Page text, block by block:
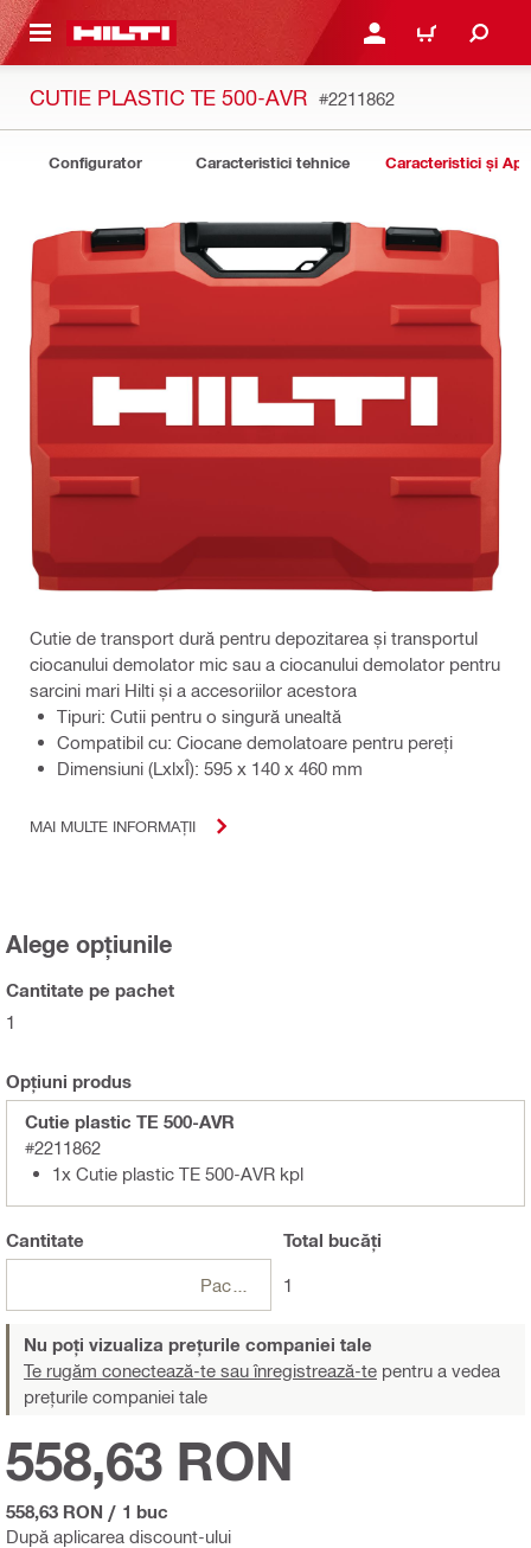
CONTENT CONECTARE SAU
COȘ
CUTIE PLASTIC TE 500-AVR #2211862
Configurator Caracteristici tehnice Caracteristici și
Cutie de transport dură pentru depozitarea și transportul
ciocanului demolator mic sau a ciocanului demolator pentru
sarcini mari Hilti și a accesoriilor acestora
Tipuri: Cutii pentru o singură unealtă
Compatibil cu: Ciocane demolatoare pentru pereți
Dimensiuni (LxlxÎ): 595 x 140 x 460 mm
MAI MULTE INFORMAȚII
Alege opțiunile
Cantitate pe pachet
1
Opțiuni produs
Cutie plastic TE 500-AVR
#2211862
1x Cutie plastic TE 500-AVR kpl
Cantitate Total bucăți
1
Nu poți vizualiza prețurile companiei tale
Te rugăm conectează-te sau înregistrează-te pentru a vedea
prețurile companiei tale
După aplicarea discount-ului
558,63 RON
558,63 RON / 1 buc